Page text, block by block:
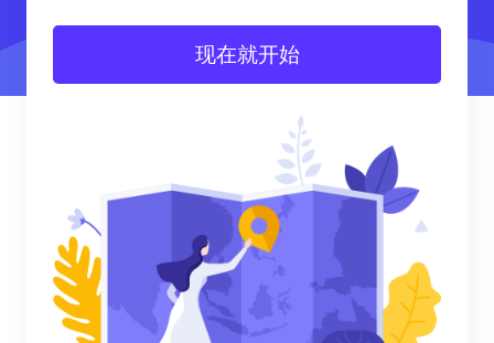
现在就开始